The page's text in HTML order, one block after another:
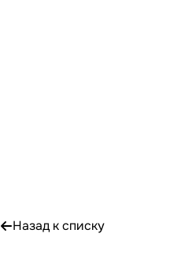
Назад к списку